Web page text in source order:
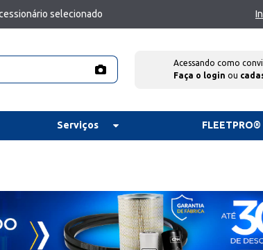
selecionado
Acessando como
Faça o login ou
Serviços FLEETPRO®